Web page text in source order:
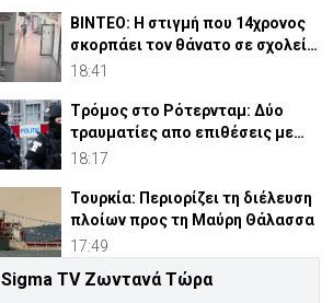
ΒΙΝΤΕΟ: Η στιγμή που 14χρονος
σκορπάει τον θάνατο σε σχολείο
στην Ταϊλάνδη
18:41
Tρόμος στο Ρότερνταμ: Δύο
τραυματίες απο επιθέσεις με
μαχαίρι
18:17
Τουρκία: Περιορίζει τη διέλευση
πλοίων προς τη Μαύρη Θάλασσα
17:49
Βουλγαρία:Εξερράγη drone σε
Sigma TV Ζωντανά Τώρα